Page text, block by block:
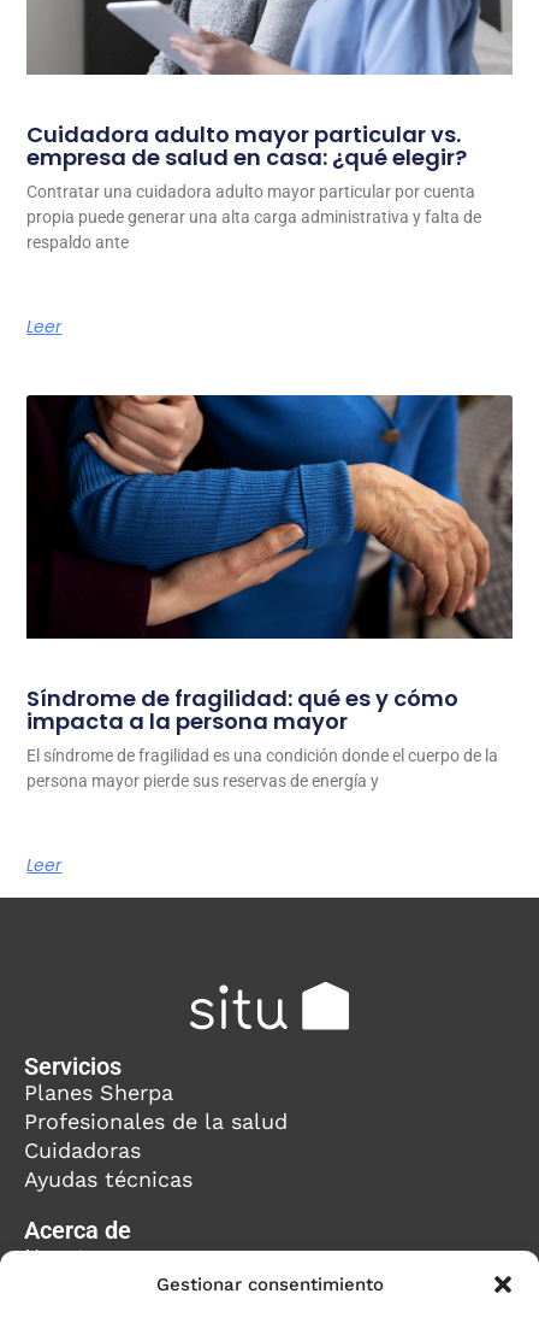
Gestionar consentimiento
Cuidadora adulto mayor particular vs.
empresa de salud en casa: ¿qué elegir?
Contratar una cuidadora adulto mayor particular por cuenta
propia puede generar una alta carga administrativa y falta de
respaldo ante
Leer
Síndrome de fragilidad: qué es y cómo
impacta a la persona mayor
El síndrome de fragilidad es una condición donde el cuerpo de la
persona mayor pierde sus reservas de energía y
Leer
Servicios
Planes Sherpa
Profesionales de la salud
Cuidadoras
Ayudas técnicas
Acerca de
Nosotros